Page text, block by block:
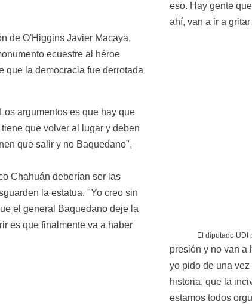
eso. Hay gente
ahí, van a ir a
El diputado UDI
de O'Higgins Javier Macaya,
ecuestre al héroe
que la democracia fue derrotada
argumentos es que hay que
que volver al lugar y deben
que salir y no Baquedano",
Chahuán deberían ser las
la estatua. "Yo creo sin
el general Baquedano deje la
es que finalmente va a haber
presión y no van a
yo pido de una
historia, que la
estamos todos